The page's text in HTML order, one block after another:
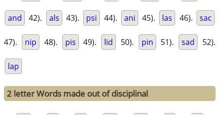
and 42). als 43). psi 44). ani 45). las 46). sac
47). nip 48). pis 49). lid 50). pin 51). sad 52).
lap
2 letter Words made out of disciplinal